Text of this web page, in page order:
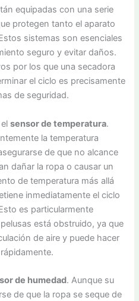
equipadas con una serie
protegen tanto el aparato
sistemas son esenciales
seguro y evitar daños.
por los que una secadora
el ciclo es precisamente
de seguridad.
elsensor de temperatura.
la temperatura
de que no alcance
dañar la ropa o causar un
de temperatura más allá
inmediatamente el ciclo
es particularmente
está obstruido, ya que
de aire y puede hacer
de humedad. Aunque su
de que la ropa se seque de